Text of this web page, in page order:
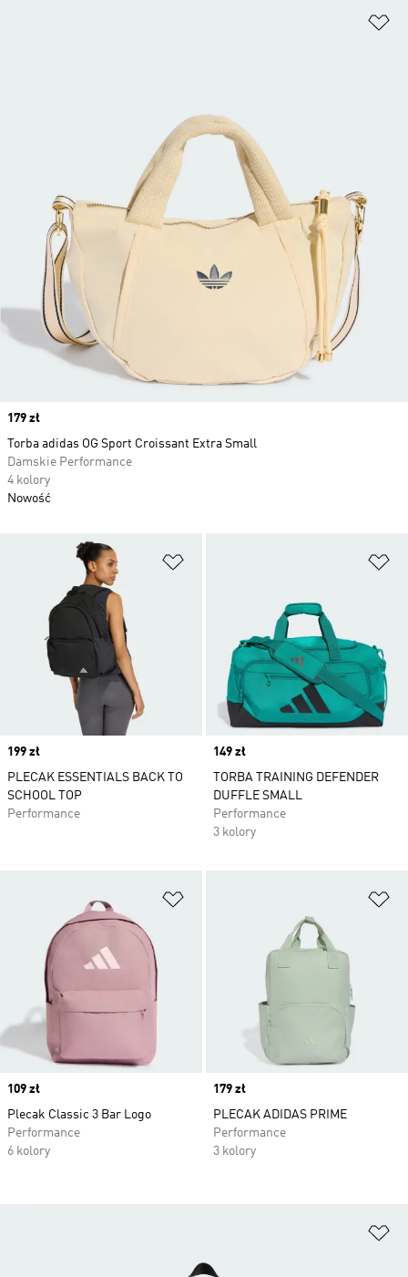
Price
199 zł
PLECAK ESSENTIALS BACK TO
SCHOOL TOP
Performance
Price
149 zł
TORBA TRAINING DEFENDER
DUFFLE SMALL
Performance
3 kolory
Price
109 zł
Plecak Classic 3 Bar Logo
Performance
6 kolory
Price
179 zł
PLECAK ADIDAS PRIME
Performance
3 kolory
Price
179 zł
Torba adidas OG Sport Croissant Extra Small
Damskie Performance
4 kolory
Nowość